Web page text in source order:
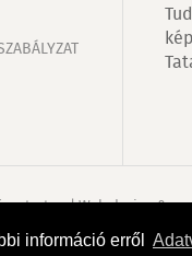
információ erről
| Web design &